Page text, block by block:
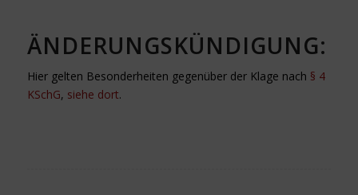
ÄNDERUNGSKÜNDIGUNG:
Hier gelten Besonderheiten gegenüber der Klage nach § 4
KSchG, siehe dort.